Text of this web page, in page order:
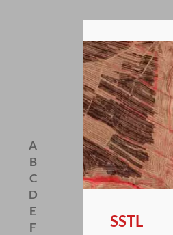
A
B
C
D
E
F
SSTL